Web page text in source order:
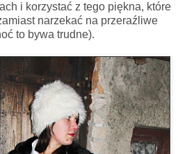
i korzystać z tego piękna, które
narzekać na przeraźliwe
to bywa trudne).